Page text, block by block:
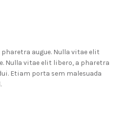
augue. Nulla vitae elit
Nulla vitae elit libero, a pharetra
Etiam porta sem malesuada